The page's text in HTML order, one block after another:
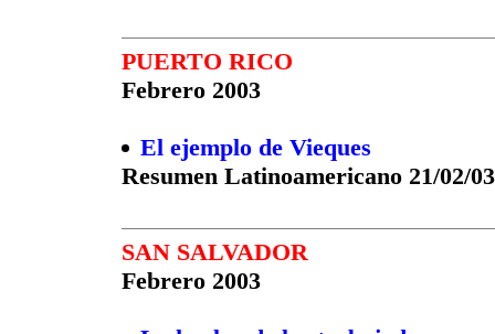
PUERTO RICO
Febrero 2003
El ejemplo de Vieques
Resumen Latinoamericano 21/02/03
SAN SALVADOR
Febrero 2003